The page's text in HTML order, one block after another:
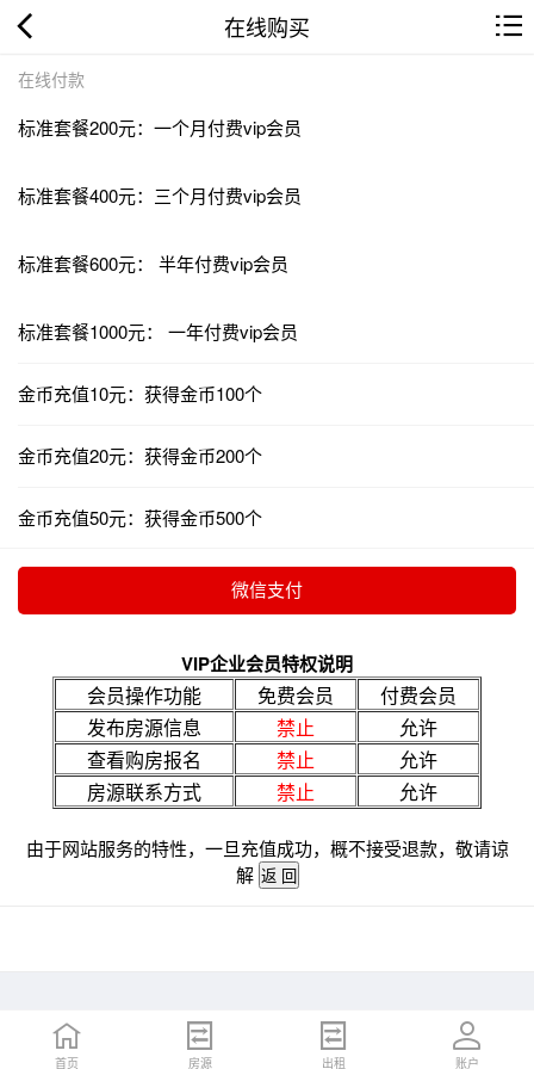
在线购买
在线付款
标准套餐200元：一个月付费vip会员
标准套餐400元：三个月付费vip会员
标准套餐600元： 半年付费vip会员
标准套餐1000元： 一年付费vip会员
金币充值10元：获得金币100个
金币充值20元：获得金币200个
金币充值50元：获得金币500个
VIP企业会员特权说明
会员操作功能 免费会员
付费会员
发布房源信息
禁止
允许
查看购房报名
禁止
允许
房源联系方式
禁止 允许
由于网站服务的特性，一旦充值成功，概不接受退款，敬请谅
解
首页 房源 出租 账户